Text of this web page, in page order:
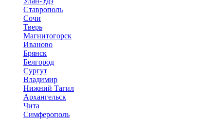
Ставрополь
Сочи
Тверь
Магнитогорск
Иваново
Брянск
Белгород
Сургут
Владимир
Нижний Тагил
Архангельск
Чита
Симферополь